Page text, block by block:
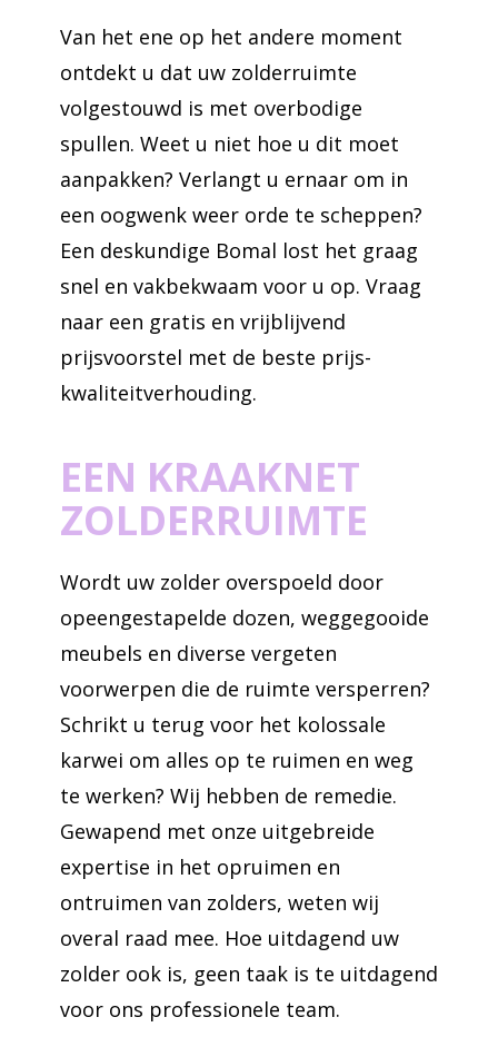
Van het ene op het andere moment
ontdekt u dat uw zolderruimte
volgestouwd is met overbodige
spullen. Weet u niet hoe u dit moet
aanpakken? Verlangt u ernaar om in
een oogwenk weer orde te scheppen?
Een deskundige Bomal lost het graag
snel en vakbekwaam voor u op. Vraag
naar een gratis en vrijblijvend
prijsvoorstel met de beste prijs-
kwaliteitverhouding.
EEN KRAAKNET
ZOLDERRUIMTE
Wordt uw zolder overspoeld door
opeengestapelde dozen, weggegooide
meubels en diverse vergeten
voorwerpen die de ruimte versperren?
Schrikt u terug voor het kolossale
karwei om alles op te ruimen en weg
te werken? Wij hebben de remedie.
Gewapend met onze uitgebreide
expertise in het opruimen en
ontruimen van zolders, weten wij
overal raad mee. Hoe uitdagend uw
zolder ook is, geen taak is te uitdagend
voor ons professionele team.